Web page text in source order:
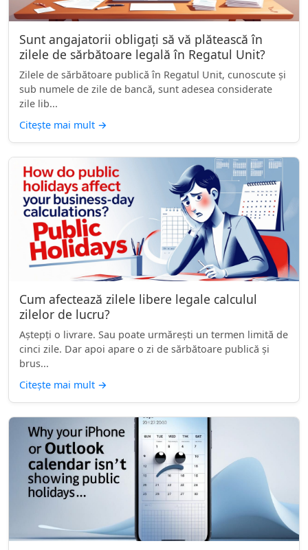
Sunt angajatorii obligați să vă plătească în
zilele de sărbătoare legală în Regatul Unit?
Zilele de sărbătoare publică în Regatul Unit, cunoscute și
sub numele de zile de bancă, sunt adesea considerate
zile lib...
Citește mai mult →
Cum afectează zilele libere legale calculul
zilelor de lucru?
Aștepți o livrare. Sau poate urmărești un termen limită de
cinci zile. Dar apoi apare o zi de sărbătoare publică și
brus...
Citește mai mult →